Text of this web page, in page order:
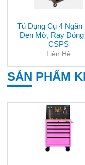
Tủ Dụng Cụ 4 Ngăn
Đen Mờ, Ray Đóng
CSPS
Liên Hệ
SẢN PHẨM